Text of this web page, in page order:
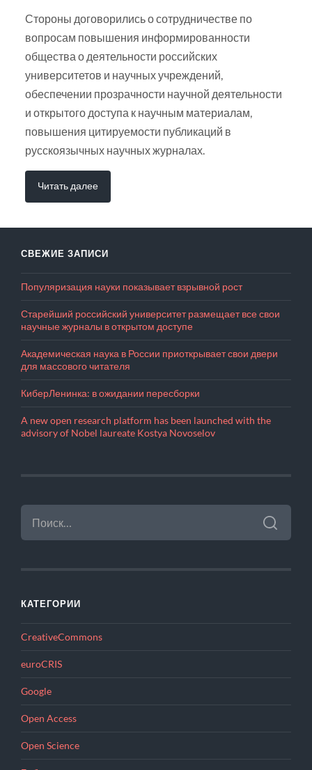
Стороны договорились о сотрудничестве по
вопросам повышения информированности
общества о деятельности российских
университетов и научных учреждений,
обеспечении прозрачности научной деятельности
и открытого доступа к научным материалам,
повышения цитируемости публикаций в
русскоязычных научных журналах.
Читать далее
СВЕЖИЕ ЗАПИСИ
Популяризация науки показывает взрывной рост
Старейший российский университет размещает все свои
научные журналы в открытом доступе
Академическая наука в России приоткрывает свои двери
для массового читателя
КиберЛенинка: в ожидании пересборки
A new open research platform has been launched with the
advisory of Nobel laureate Kostya Novoselov
НАЙТИ:
КАТЕГОРИИ
CreativeCommons
euroCRIS
Google
Open Access
Open Science